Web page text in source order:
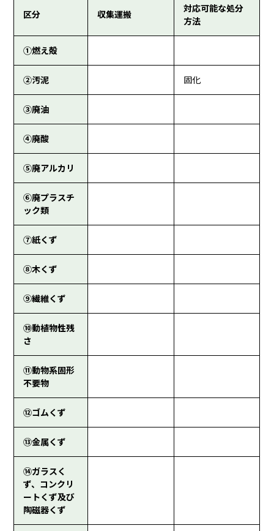
区分 収集運搬
対応可能な処分
方法
①燃え殻
②汚泥 固化
③廃油
④廃酸
⑤廃アルカリ
⑥廃プラスチ
ック類
⑦紙くず
⑧木くず
⑨繊維くず
⑩動植物性残
さ
⑪動物系固形
不要物
⑫ゴムくず
⑬金属くず
⑭ガラスく
ず、コンクリ
ートくず及び
陶磁器くず